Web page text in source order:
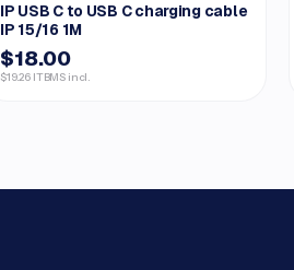
IP USB C to USB C charging cable
IP 15/16 1M
$18.00
$19.26 ITBMS incl.